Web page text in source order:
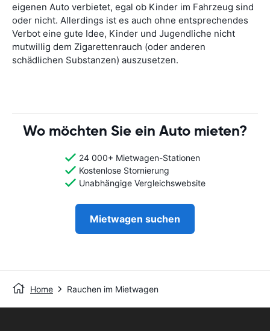
eigenen Auto verbietet, egal ob Kinder im Fahrzeug sind
oder nicht. Allerdings ist es auch ohne entsprechendes
Verbot eine gute Idee, Kinder und Jugendliche nicht
mutwillig dem Zigarettenrauch (oder anderen
schädlichen Substanzen) auszusetzen.
Wo möchten Sie ein Auto mieten?
24 000+ Mietwagen-Stationen
Kostenlose Stornierung
Unabhängige Vergleichswebsite
Mietwagen suchen
Home Rauchen im Mietwagen